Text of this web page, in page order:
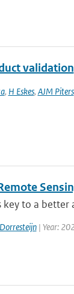
validation
, H Eskes, AJM Piters
to a better
| Year: